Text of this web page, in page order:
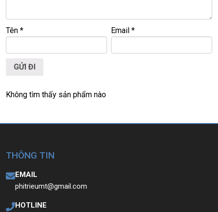
TỐT💻
📞Hotline / Zalo:0939.008.008 – 0938.078.389
📍Địa chỉ:
🌐Website: https://laptoptrieuphat.com
cam kết chính hãng 100%
Tên * Email*
Không tìm thấy sản phẩm nào
THÔNG TIN
EMAIL
phitrieumt@gmail.com
HOTLINE